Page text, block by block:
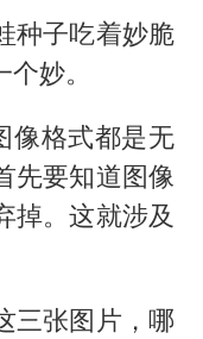
种子吃着妙脆
妙。
像格式都是无
先要知道图像
掉。这就涉及
三张图片，哪